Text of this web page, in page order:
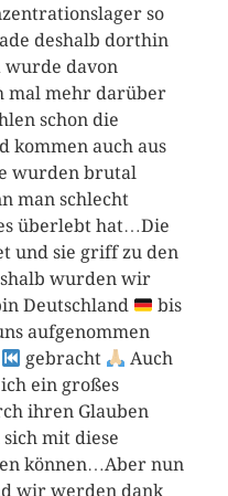
so
deshalb dorthin
wurde davon
mal mehr darüber
schon die
kommen auch aus
wurden brutal
man schlecht
überlebt hat…Die
und sie griff zu den
wurden wir
Deutschland
bis
aufgenommen
gebracht
Auch
ein großes
ihren Glauben
mit diese
können…Aber nun
wir werden dank